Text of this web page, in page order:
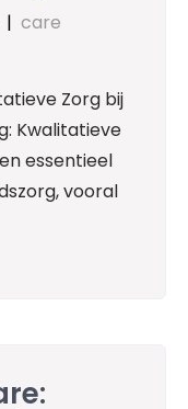
| care
Zorg bij
Kwalitatieve
essentieel
vooral